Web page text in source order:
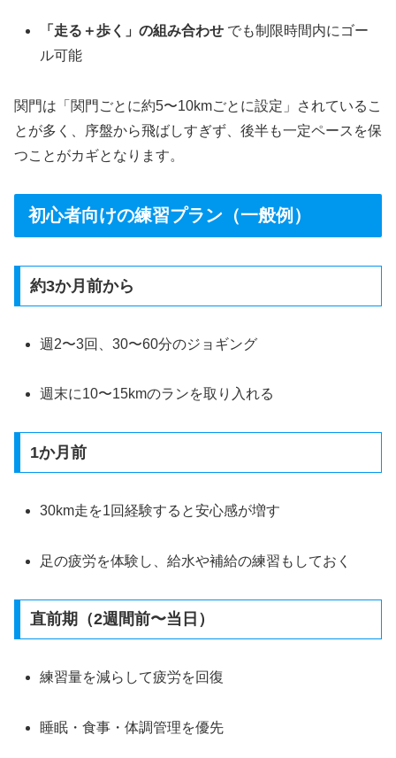
「走る＋歩く」の組み合わせ でも制限時間内にゴー
ル可能
関門は「関門ごとに約5〜10kmごとに設定」されているこ
とが多く、序盤から飛ばしすぎず、後半も一定ペースを保
つことがカギとなります。
初心者向けの練習プラン（一般例）
約3か月前から
週2〜3回、30〜60分のジョギング
週末に10〜15kmのランを取り入れる
1か月前
30km走を1回経験すると安心感が増す
足の疲労を体験し、給水や補給の練習もしておく
直前期（2週間前〜当日）
練習量を減らして疲労を回復
睡眠・食事・体調管理を優先